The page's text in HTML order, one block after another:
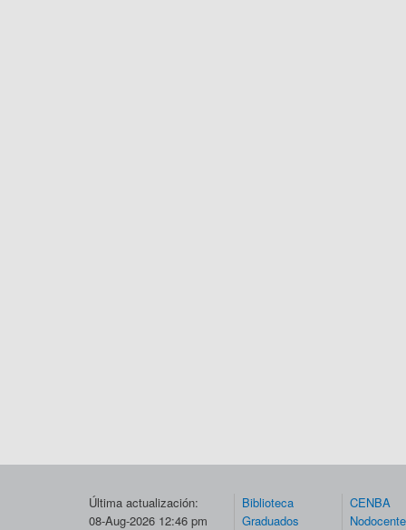
Última actualización:
08-Aug-2026 12:46 pm
Biblioteca
Graduados
CENBA